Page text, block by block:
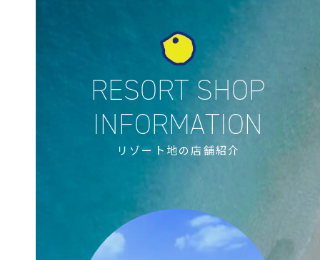
リゾート地の店舗紹介